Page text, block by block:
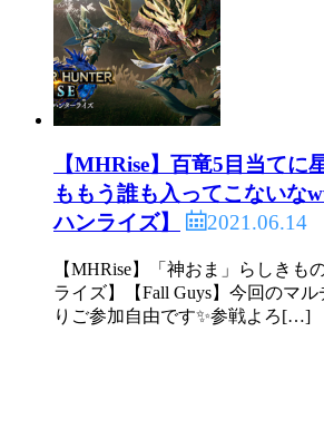
【MHRise】百竜5目当てに
ももう誰も入ってこないな
ハンライズ】
2021.06.14
【MHRise】「神おま」らしきも
ライズ】【Fall Guys】今回のマル
りご参加自由です✨参戦よろ[…]